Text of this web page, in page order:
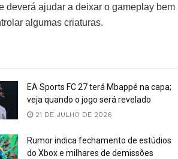
deverá ajudar a deixar o gameplay bem
algumas criaturas.
EA Sports FC 27 terá Mbappé na capa;
veja quando o jogo será revelado
21 DE JULHO DE 2026
Rumor indica fechamento de estúdios
do Xbox e milhares de demissões